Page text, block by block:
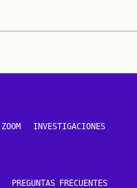
ZOOM INVESTIGACIONES
PREGUNTAS FRECUENTES